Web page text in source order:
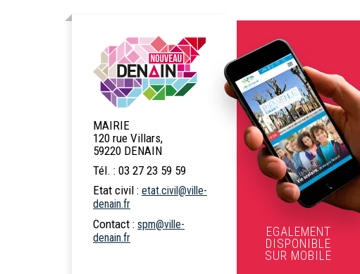
MAIRIE
120 rue Villars,
59220 DENAIN
Tél. : 03 27 23 59 59
Etat civil : etat.civil@ville-
denain.fr
Contact : spm@ville-
denain.fr
EGALEMENT
DISPONIBLE
SUR MOBILE